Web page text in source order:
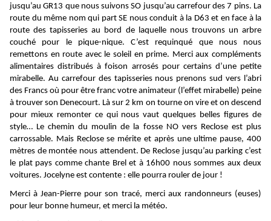
jusqu’au GR13 que nous suivons SO jusqu’au carrefour des 7 pins. La
route du même nom qui part SE nous conduit à la D63 et en face à la
route des tapisseries au bord de laquelle nous trouvons un arbre
couché pour le pique-nique. C’est requinqué que nous nous
remettons en route avec le soleil en prime. Merci aux compléments
alimentaires distribués à foison arrosés pour certains d’une petite
mirabelle. Au carrefour des tapisseries nous prenons sud vers l’abri
des Francs où pour être franc votre animateur (l’effet mirabelle) peine
à trouver son Denecourt. Là sur 2 km on tourne on vire et on descend
pour mieux remonter ce qui nous vaut quelques belles figures de
style… Le chemin du moulin de la fosse NO vers Reclose est plus
carrossable. Mais Reclose se mérite et après une ultime pause, 400
mètres de montée nous attendent. De Reclose jusqu’au parking c’est
le plat pays comme chante Brel et à 16h00 nous sommes aux deux
voitures. Jocelyne est contente : elle pourra rouler de jour !
Merci à Jean-Pierre pour son tracé, merci aux randonneurs (euses)
pour leur bonne humeur, et merci la météo.